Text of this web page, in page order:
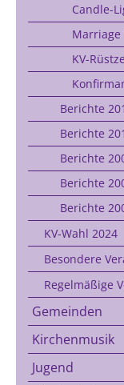
Candle-
Marriage
KV-
Berichte
Berichte
Berichte
Berichte
Berichte
KV-Wahl 2024
Besondere
Regelmäßige
Gemeinden
Kirchenmusik
Jugend